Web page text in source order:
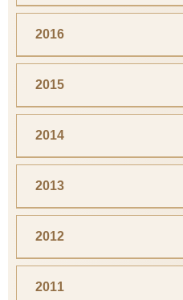
2016
2015
2014
2013
2012
2011